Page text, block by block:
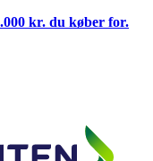
kr. du køber for.